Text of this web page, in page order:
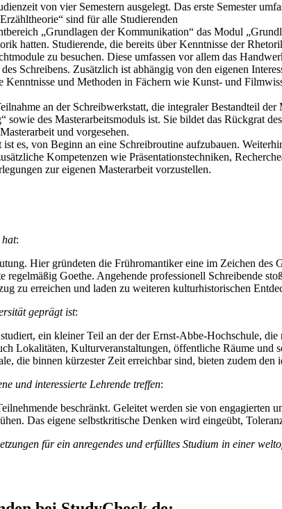
von vier Semestern ausgelegt. Das erste Semester
sind für alle Studierenden
„Grundlagen der Kommunikation“ das Modul
hatten. Studierende, die bereits über Kenntnisse der
zu besuchen. Diese umfassen vor allem das
Schreibens. Zusätzlich ist abhängig von den eigenen
und Methoden in Fächern wie Kunst- und
an der Schreibwerkstatt, die integraler Bestandteil
des Masterarbeitsmoduls ist. Sie bildet das Rückgrat
und vorgesehen.
es, von Beginn an eine Schreibroutine aufzubauen.
Kompetenzen wie Präsentationstechniken,
zur eigenen Masterarbeit vorzustellen.
hat:
Hier gründeten die Frühromantiker eine im Zeichen
Goethe. Angehende professionell Schreibende
zu erreichen und laden zu weiteren kulturhistorischen
geprägt ist:
ein kleiner Teil an der der Ernst-Abbe-Hochschule,
Lokalitäten, Kulturveranstaltungen, öffentliche Räume
die binnen kürzester Zeit erreichbar sind, bieten zudem
und interessierte Lehrende treffen:
beschränkt. Geleitet werden sie von
Das eigene selbstkritische Denken wird eingeübt,
für ein anregendes und erfülltes Studium in einer